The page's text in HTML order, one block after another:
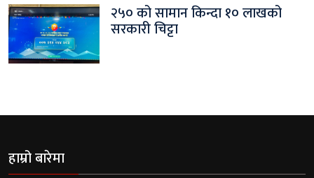
२५० को सामान किन्दा १० लाखको
सरकारी चिट्टा
हाम्रो बारेमा